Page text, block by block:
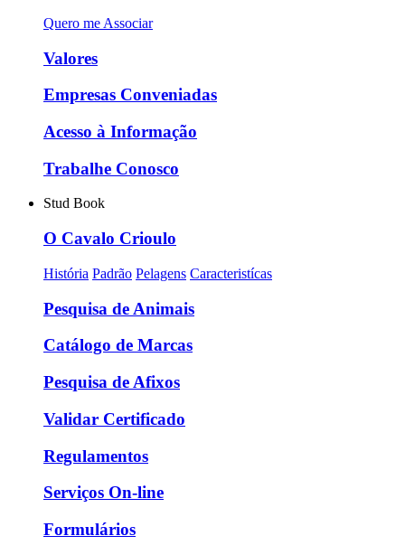
Quero me Associar
Valores
Empresas Conveniadas
Acesso à Informação
Trabalhe Conosco
Stud Book
O Cavalo Crioulo
História Padrão Pelagens Caracteristícas
Pesquisa de Animais
Catálogo de Marcas
Pesquisa de Afixos
Validar Certificado
Regulamentos
Serviços On-line
Formulários